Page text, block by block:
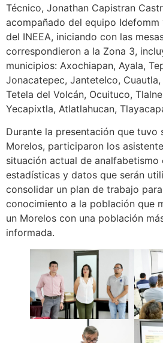
Técnico, Jonathan Capistran
acompañado del equipo
del INEEA, iniciando con las
correspondieron a la Zona 3,
municipios: Axochiapan, Ayala,
Jonacatepec, Jantetelco, Cuautla,
Tetela del Volcán, Ocuituco,
Yecapixtla, Atlatlahucan,
Durante la presentación que tuvo
Morelos, participaron los
situación actual de analfabetismo
estadísticas y datos que serán
consolidar un plan de trabajo
conocimiento a la población que
un Morelos con una población
informada.